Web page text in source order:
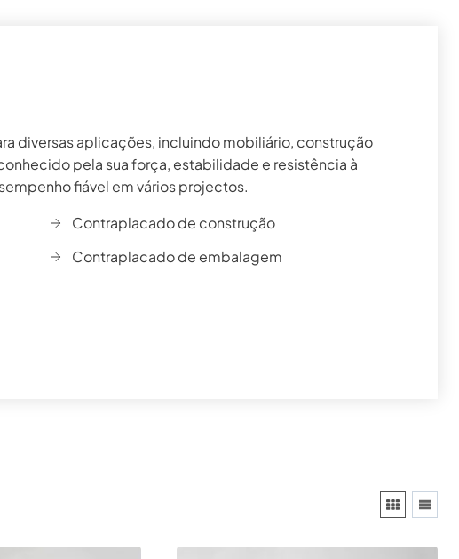
diversas aplicações, incluindo mobiliário, construção
pela sua força, estabilidade e resistência à
fiável em vários projectos.
Contraplacado de construção
Contraplacado de embalagem